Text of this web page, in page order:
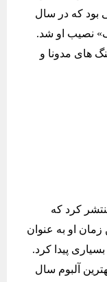
بود که در سال
نصیب او شد.
‌های مدونا و
منتشر کرد که
۲۰۰۱ شد. از این زمان او به عنوان
پیدا کرد.
آلبوم سال